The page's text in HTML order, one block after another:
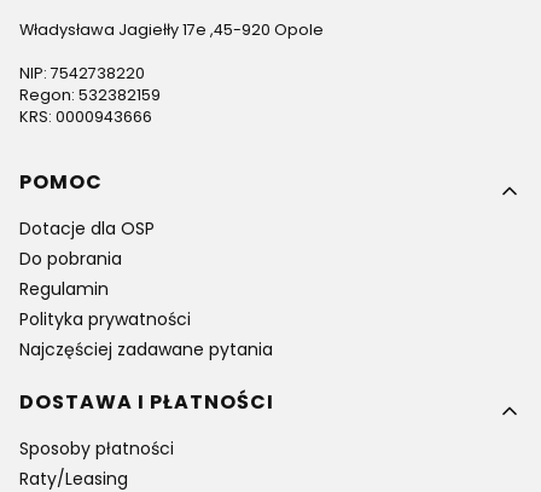
Władysława Jagiełły 17e ,45-920 Opole
NIP: 7542738220
Regon: 532382159
KRS: 0000943666
Linki w stopce
POMOC
Dotacje dla OSP
Do pobrania
Regulamin
Polityka prywatności
Najczęściej zadawane pytania
DOSTAWA I PŁATNOŚCI
Sposoby płatności
Raty/Leasing